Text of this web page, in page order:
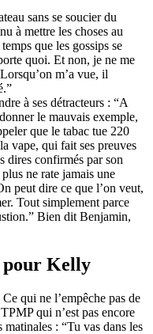
sans se soucier du
à mettre les choses au
que les gossips se
quoi. Et non, je ne me
m’a vue, il
à ses détracteurs : “A
le mauvais exemple,
que le tabac tue 220
vape, qui fait ses preuves
dires confirmés par son
ne rate jamais une
peut dire ce que l’on veut,
Tout simplement parce
Bien dit Benjamin,
pour Kelly
qui ne l’empêche pas de
qui n’est pas encore
matinales : “Tu vas dans les